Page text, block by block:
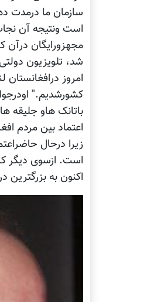
است ونتیجه آن
امروز درافغانستان
کشورشدیم."
باتانک هاو جلیقه
اعتماد بین مردم
زیرا درحال
است. ازسوی دیگر
اکنون به